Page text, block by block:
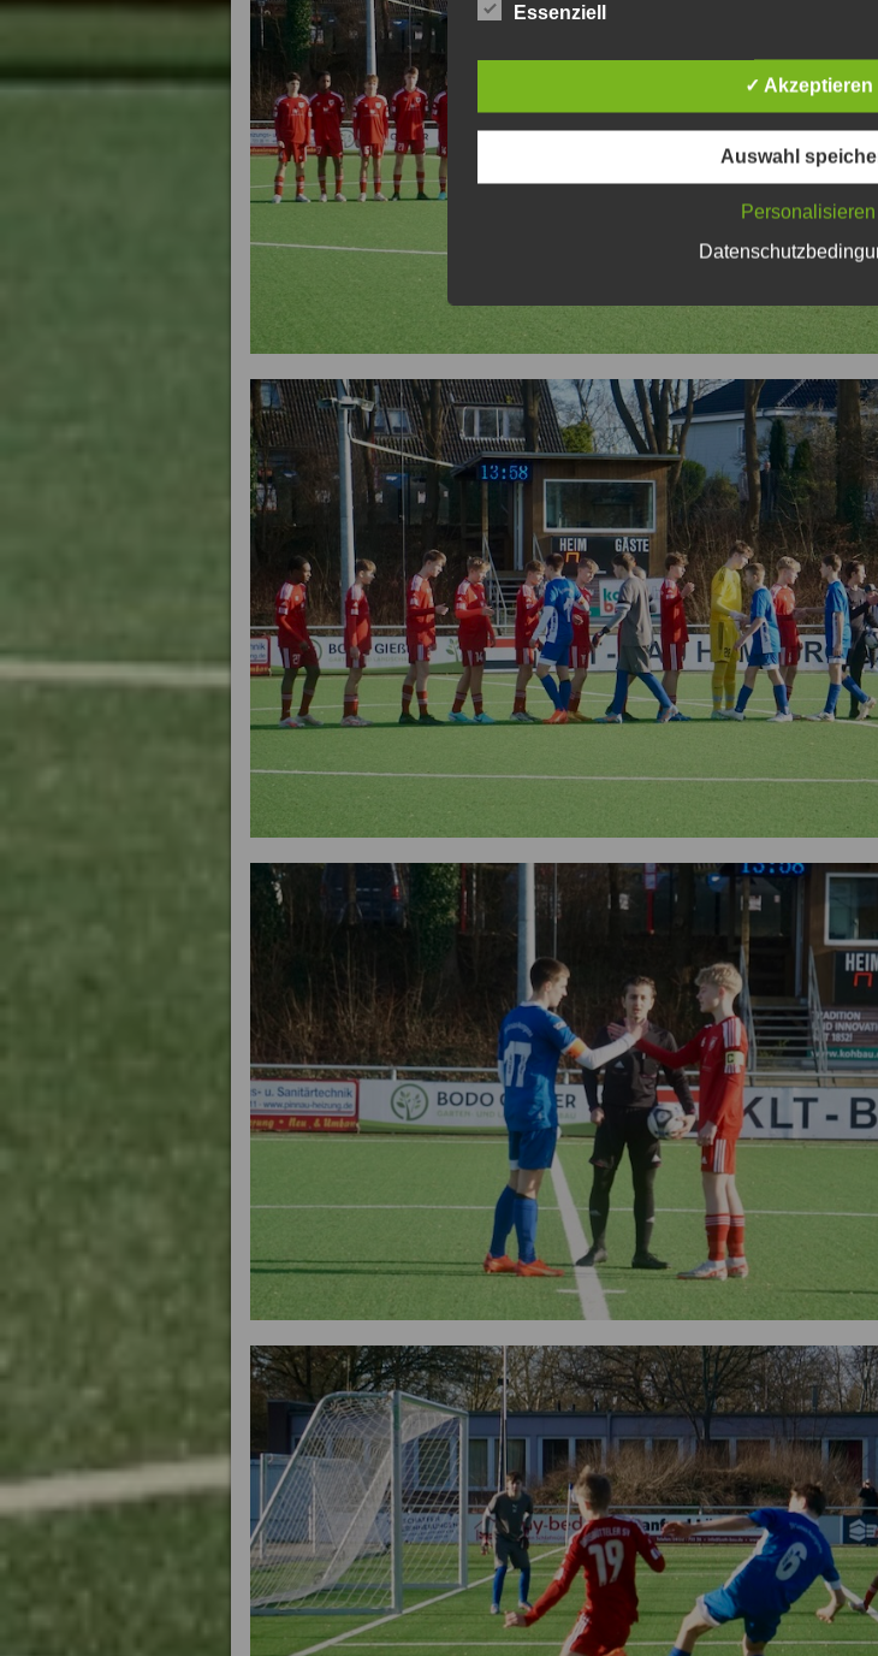
Essenziell
✓ Akzeptieren
Auswahl
Personalisieren